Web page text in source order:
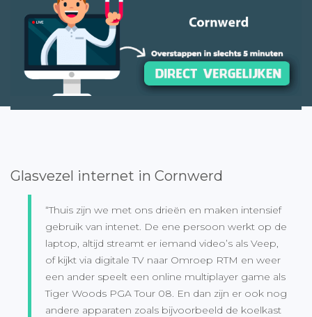
Glasvezel internet in Cornwerd
“Thuis zijn we met ons drieën en maken intensief
gebruik van intenet. De ene persoon werkt op de
laptop, altijd streamt er iemand video’s als Veep,
of kijkt via digitale TV naar Omroep RTM en weer
een ander speelt een online multiplayer game als
Tiger Woods PGA Tour 08. En dan zijn er ook nog
andere apparaten zoals bijvoorbeeld de koelkast